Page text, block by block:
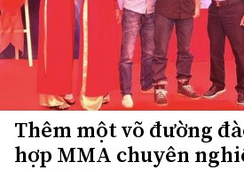
Thêm một võ đường
hợp MMA chuyên